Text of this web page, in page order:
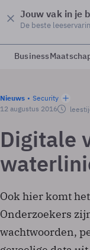
Jouw vak in je
De beste
Business
Nieuws
Security
12 augustus 2016
Digitale
Ook hier komt
Onderzoekers
wachtwoorden,